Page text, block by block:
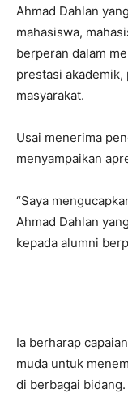
Ahmad Dahlan
mahasiswa,
berperan dalam
prestasi
masyarakat.
Usai menerima
menyampaikan
“Saya
Ahmad Dahlan
kepada alumni
Ia berharap
muda untuk
di berbagai